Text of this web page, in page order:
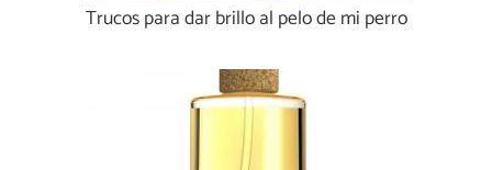
Trucos para dar brillo al pelo de mi perro